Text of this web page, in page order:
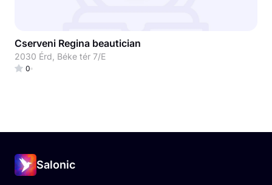
Cserveni Regina beautician
2030 Érd, Béke tér 7/E
0
Salonic